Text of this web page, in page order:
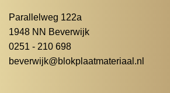
Parallelweg 122a
1948 NN Beverwijk
0251 - 210 698
beverwijk@blokplaatmateriaal.nl